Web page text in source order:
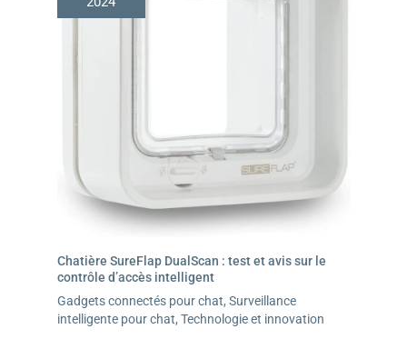
Chatière SureFlap DualScan : test et avis sur le
contrôle d’accès intelligent
Gadgets connectés pour chat, Surveillance
intelligente pour chat, Technologie et innovation